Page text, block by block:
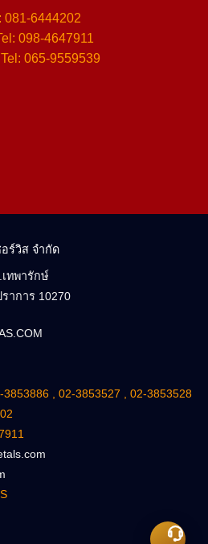
6444202
098-4647911
065-9559539
ร์วิส จำกัด
ทพารักษ์
าการ 10270
, 02-3853527 , 02-3853528